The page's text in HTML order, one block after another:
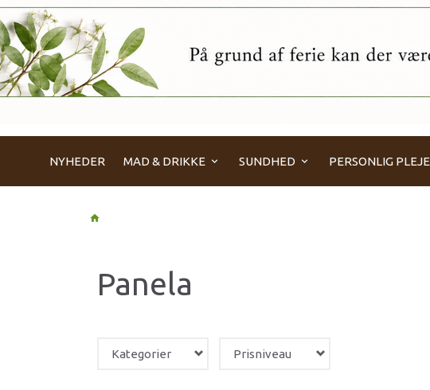
NYHEDER MAD & DRIKKE SUNDHED PERSONLIG PLEJE
Panela
Kategorier Prisniveau